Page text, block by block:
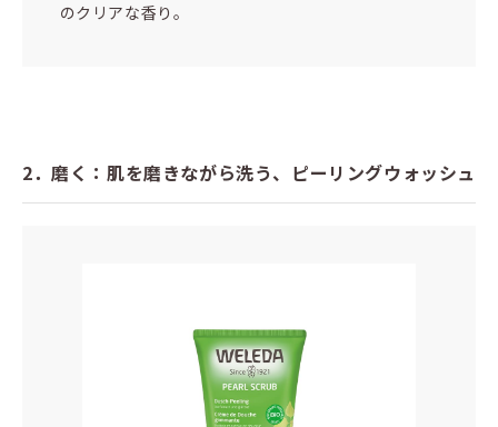
のクリアな香り。
2．磨く：肌を磨きながら洗う、ピーリングウォッシュ